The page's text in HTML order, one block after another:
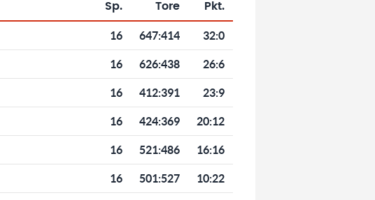
Sp. Tore Pkt.
16 647:414 32:0
16 626:438 26:6
16 412:391 23:9
16 424:369 20:12
16 521:486 16:16
16 501:527 10:22